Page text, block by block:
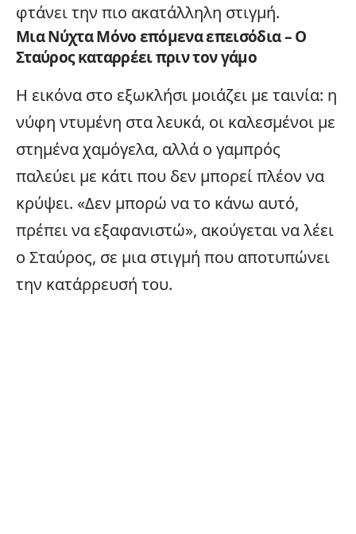
φτάνει την πιο ακατάλληλη στιγμή.
Μια Νύχτα Μόνο επόμενα επεισόδια – Ο
Σταύρος καταρρέει πριν τον γάμο
Η εικόνα στο εξωκλήσι μοιάζει με ταινία: η
νύφη ντυμένη στα λευκά, οι καλεσμένοι με
στημένα χαμόγελα, αλλά ο γαμπρός
παλεύει με κάτι που δεν μπορεί πλέον να
κρύψει. «Δεν μπορώ να το κάνω αυτό,
πρέπει να εξαφανιστώ», ακούγεται να λέει
ο Σταύρος, σε μια στιγμή που αποτυπώνει
την κατάρρευσή του.